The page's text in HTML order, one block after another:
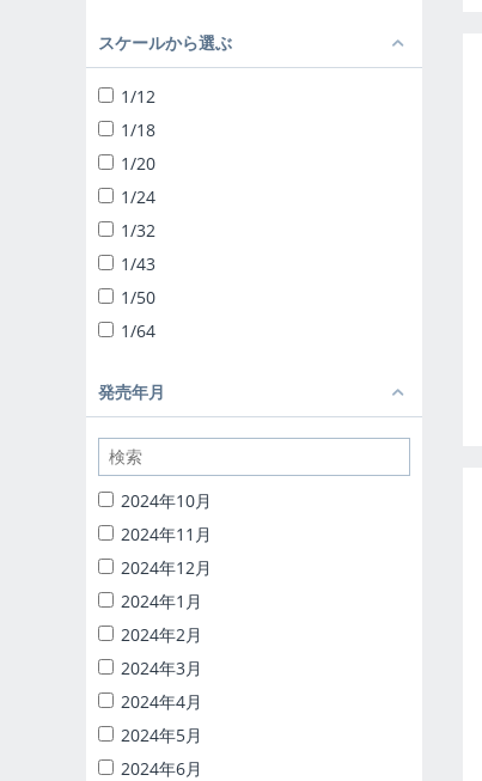
ザ☆チューンドカー
ザ☆スナップキット
ザ☆スーパーカー
1/24 リバティーウォーク
ザ☆チューンドパーツ
ザ☆バイク
1/12 完成品バイク
1/32 トラック野郎
1/32 バリューデコトラ
ザ☆デコトラパーツ
1/64 ミニデコNEXT
1/24 移動販売
1/32 RCトラック野郎
1/24 頭文字D
バック・トゥ・ザ・フューチャー
ナイトライダー
1/24 ディテールアップパーツ
ブラインドトイ
カプセルトイ
ザ☆ミニカー 1/18
ザ☆ミニカー 1/43
スケールから選ぶ
1/12
1/18
1/20
1/24
1/32
1/43
1/50
1/64
発売年月
2024年10月
2024年11月
2024年12月
2024年1月
2024年2月
2024年3月
2024年4月
2024年5月
2024年6月